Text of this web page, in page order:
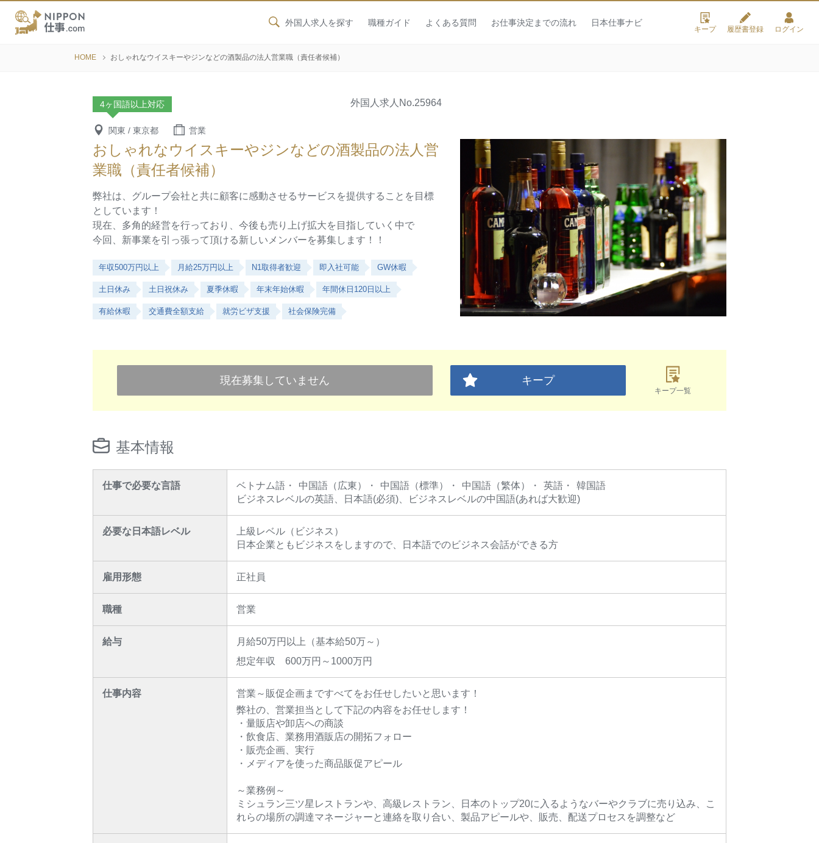
外国人求人を探す 職種ガイド よくある質問 お仕事決定までの流れ 日本仕事ナビ
キープ 履歴書登録 ログイン
HOME おしゃれなウイスキーやジンなどの酒製品の法人営業職（責任者候補）
4ヶ国語以上対応 外国人求人 No.25964
関東 / 東京都 営業
おしゃれなウイスキーやジンなどの酒製品の法人営
業職（責任者候補）
弊社は、グループ会社と共に顧客に感動させるサービスを提供することを目標
としています！
現在、多角的経営を行っており、今後も売り上げ拡大を目指していく中で
今回、新事業を引っ張って頂ける新しいメンバーを募集します！！
年収500万円以上 月給25万円以上 N1取得者歓迎 即入社可能 GW休暇
土日休み 土日祝休み 夏季休暇 年末年始休暇 年間休日120日以上
有給休暇 交通費全額支給 就労ビザ支援 社会保険完備
現在募集していません キープ
キープ一覧
基本情報
仕事で必要な言語 ベトナム語 中国語（広東） 中国語（標準） 中国語（繁体） 英語
韓国語
ビジネスレベルの英語、日本語(必須)、ビジネスレベルの中国語(あれば大歓迎)
必要な日本語レベル
上級レベル（ビジネス）
日本企業ともビジネスをしますので、日本語でのビジネス会話ができる方
雇用形態 正社員
職種 営業
給与
月給50万円以上（基本給50万～）
想定年収 600万円～1000万円
仕事内容
営業～販促企画まですべてをお任せしたいと思います！
弊社の、営業担当として下記の内容をお任せします！
・量販店や卸店への商談
・飲食店、業務用酒販店の開拓フォロー
・販売企画、実行
・メディアを使った商品販促アピール
～業務例～
ミシュラン三ツ星レストランや、高級レストラン、日本のトップ20に入るようなバーやクラブに売り込み、こ
れらの場所の調達マネージャーと連絡を取り合い、製品アピールや、販売、配送プロセスを調整など